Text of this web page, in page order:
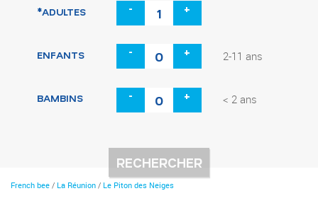
*ADULTES - +
ENFANTS - + 2-11 ans
BAMBINS - + < 2 ans
You
French bee / La Réunion / Le Piton des Neiges